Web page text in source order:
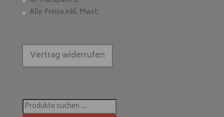
Alle Preise inkl. Mwst.
Vertrag widerrufen
Suchen
nach: